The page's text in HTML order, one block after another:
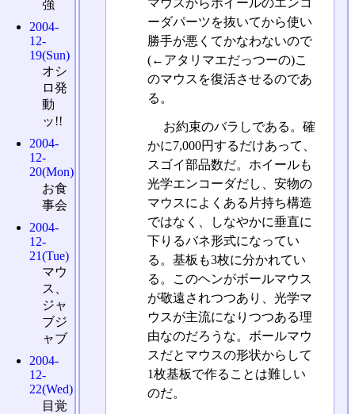
マウスからホイールのエンコ
ーダパーツを抜いてから使い
勝手が悪くてかなわないので
(←アタリマエだっつーの)こ
のマウスを復活させるのであ
る。
お約束のバラしである。確
かに7,000円するだけあって、
スゴイ部品数だ。ホイールも
光学エンコーダだし、安物の
マウスによくある片持ち構造
ではなく、しなやかに垂直に
下りるバネ形式になってい
る。基板も3枚に分かれてい
る。このヘンがボールマウス
が敬遠されつつあり、光学マ
ウスが主流になりつつある理
由なのだろうな。ボールマウ
スだとマウスの形状からして
1枚基板で作ることは難しい
のだ。
強
2004-
12-
19(Sun)
オシ
ロ発
動
ッ!!
2004-
12-
20(Mon)
お食
事会
2004-
12-
21(Tue)
マウ
ス、
ジャ
ブジ
ャブ
2004-
12-
22(Wed)
目覚